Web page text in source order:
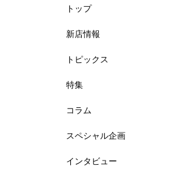
トップ
新店情報
トピックス
特集
コラム
スペシャル企画
インタビュー